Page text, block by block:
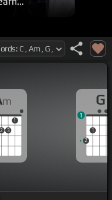
m
2 3
1
G
2
1
1